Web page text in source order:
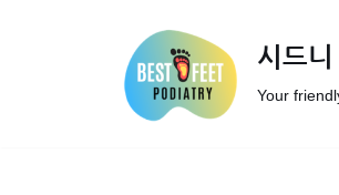
시드
Your